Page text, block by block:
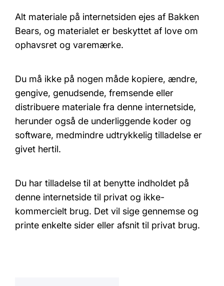
Alt materiale på internetsiden ejes af Bakken
Bears, og materialet er beskyttet af love om
ophavsret og varemærke.
Du må ikke på nogen måde kopiere, ændre,
gengive, genudsende, fremsende eller
distribuere materiale fra denne internetside,
herunder også de underliggende koder og
software, medmindre udtrykkelig tilladelse er
givet hertil.
Du har tilladelse til at benytte indholdet på
denne internetside til privat og ikke-
kommercielt brug. Det vil sige gennemse og
printe enkelte sider eller afsnit til privat brug.